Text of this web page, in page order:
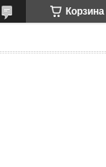
Корзина